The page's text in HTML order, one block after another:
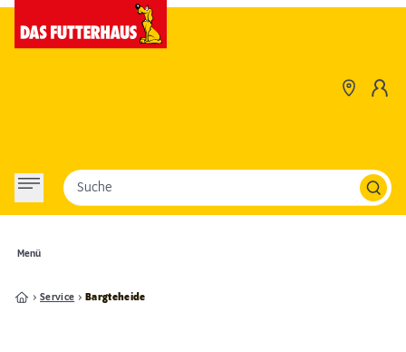
Menü
Suche
Service Bargteheide